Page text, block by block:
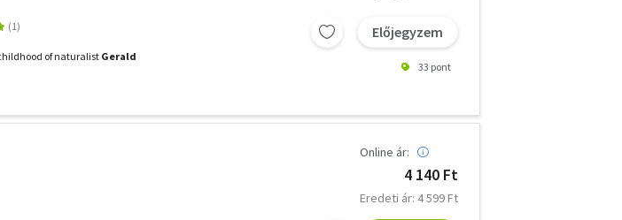
of naturalist Gerald
Előjegyzem
33 pont
Online ár:
4 140 Ft
Eredeti ár: 4 599 Ft